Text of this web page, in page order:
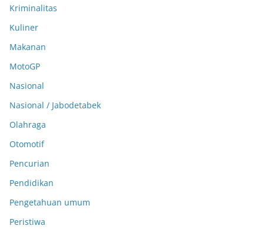
Kriminalitas
Kuliner
Makanan
MotoGP
Nasional
Nasional / Jabodetabek
Olahraga
Otomotif
Pencurian
Pendidikan
Pengetahuan umum
Peristiwa